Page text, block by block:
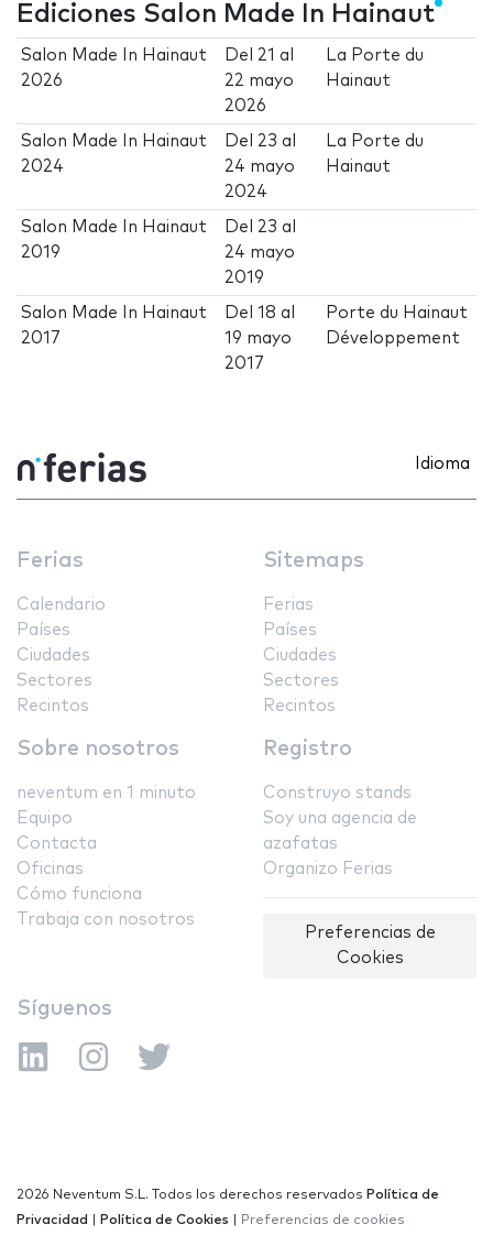
Ediciones Salon Made In Hainaut
Salon Made In Hainaut
2026
Del 21 al
22 mayo
2026
La Porte du
Hainaut
Salon Made In Hainaut
2024
Del 23 al
24 mayo
2024
La Porte du
Hainaut
Salon Made In Hainaut
2019
Del 23 al
24 mayo
2019
Salon Made In Hainaut
2017
Del18 al
19 mayo
2017
Porte du Hainaut
Développement
Idioma
Ferias
Calendario
Países
Ciudades
Sectores
Recintos
Sitemaps
Ferias
Países
Ciudades
Sectores
Recintos
Sobre nosotros
neventum en 1 minuto
Equipo
Contacta
Oficinas
Cómo funciona
Trabaja con nosotros
Registro
Construyo stands
Soy una agencia de
azafatas
Organizo Ferias
Preferencias de
Cookies
Síguenos
2026 Neventum S.L. Todos los derechos reservados Política de
Privacidad
Política de Cookies Preferencias de cookies